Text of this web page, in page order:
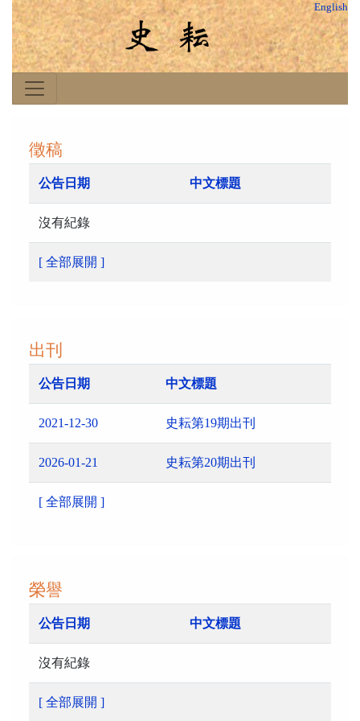
English
徵稿
公告日期 中文標題
沒有紀錄
[ 全部展開 ]
出刊
公告日期 中文標題
2021-12-30 史耘第19期出刊
2026-01-21 史耘第20期出刊
[ 全部展開 ]
榮譽
公告日期 中文標題
沒有紀錄
[ 全部展開 ]